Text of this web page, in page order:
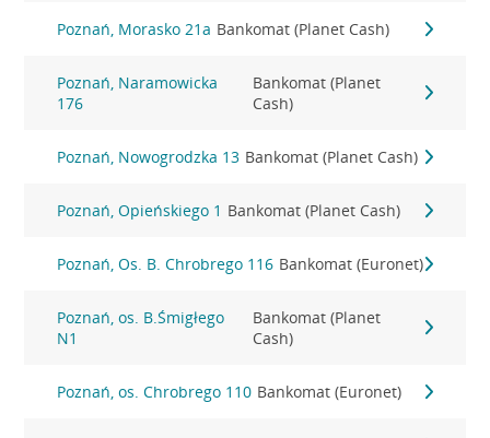
Poznań, Morasko 21a Bankomat (Planet Cash)
Poznań, Naramowicka
176
Bankomat (Planet
Cash)
Poznań, Nowogrodzka 13 Bankomat (Planet Cash)
Poznań, Opieńskiego 1 Bankomat (Planet Cash)
Poznań, Os. B. Chrobrego 116 Bankomat (Euronet)
Poznań, os. B.Śmigłego
N1
Bankomat (Planet
Cash)
Poznań, os. Chrobrego 110 Bankomat (Euronet)